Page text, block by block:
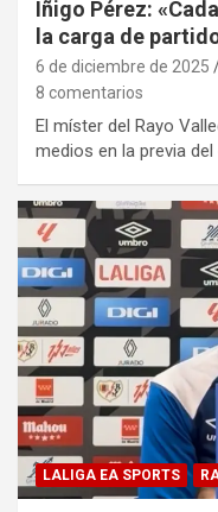
Iñigo Pérez:
la carga de
6 de diciembre de 2025
8 comentarios
El míster del Rayo
medios en la previa
LALIGA EA SPORTS